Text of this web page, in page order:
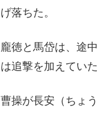
げ落ちた。
龐徳と馬岱は、途
は追撃を加えていた
曹操が長安（ちょ